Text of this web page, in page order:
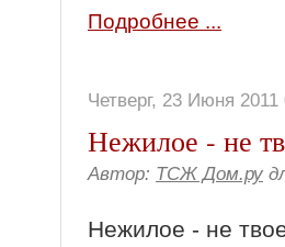
Подробнее ...
Четверг, 23 Июня 2011
Нежилое - не
Автор: ТСЖ Дом.ру
Нежилое - не